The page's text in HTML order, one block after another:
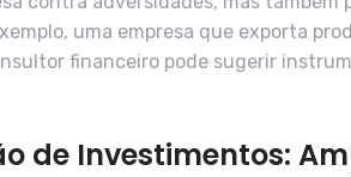
uma empresa que exporta
financeiro pode sugerir
de Investimentos: